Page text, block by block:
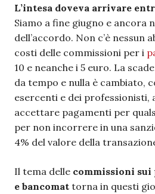
L’intesa doveva arrivare
Siamo a fine giugno e ancora
dell’accordo. Non c’è nessun
costi delle commissioni per i
10 e neanche i 5 euro. La
da tempo e nulla è cambiato,
esercenti e dei
accettare pagamenti per
per non incorrere in una
4% del valore della
Il tema delle commissioni sui
e bancomat torna in questi